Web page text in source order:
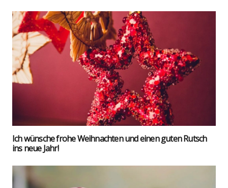
Ich wün­sche fro­he Weih­nach­ten und einen guten Rutsch
ins neue Jahr!